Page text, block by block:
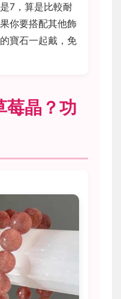
7，算是比較耐
你要搭配其他飾
寶石一起戴，免
莓晶？功